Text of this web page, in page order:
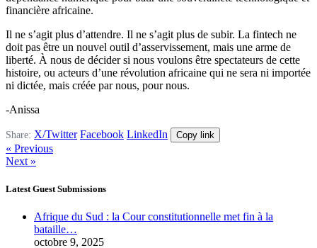
financière africaine.
Il ne s’agit plus d’attendre. Il ne s’agit plus de subir. La fintech ne
doit pas être un nouvel outil d’asservissement, mais une arme de
liberté. À nous de décider si nous voulons être spectateurs de cette
histoire, ou acteurs d’une révolution africaine qui ne sera ni importée
ni dictée, mais créée par nous, pour nous.
-Anissa
Share: X/Twitter Facebook LinkedIn Copy link
« Previous
Next »
Latest Guest Submissions
Afrique du Sud : la Cour constitutionnelle met fin à la
bataille…
octobre 9, 2025